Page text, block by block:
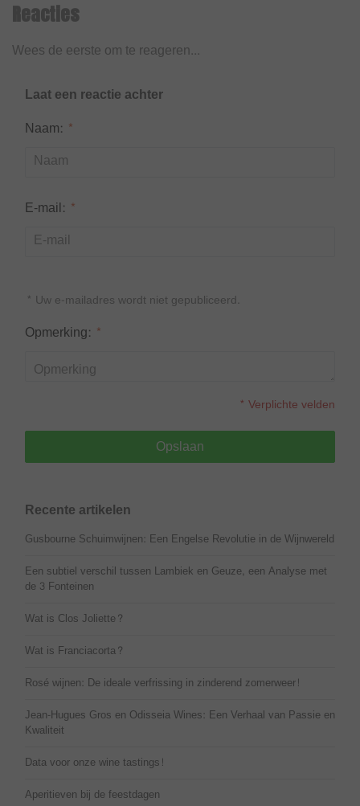
Reacties
Wees de eerste om te reageren...
Laat een reactie achter
Naam: *
E-mail: *
* Uw e-mailadres wordt niet gepubliceerd.
Opmerking: *
* Verplichte velden
Opslaan
Recente artikelen
Gusbourne Schuimwijnen: Een Engelse Revolutie in de Wijnwereld
Een subtiel verschil tussen Lambiek en Geuze, een Analyse met
de 3 Fonteinen
Wat is Clos Joliette?
Wat is Franciacorta?
Rosé wijnen: De ideale verfrissing in zinderend zomerweer!
Jean-Hugues Gros en Odisseia Wines: Een Verhaal van Passie en
Kwaliteit
Data voor onze wine tastings!
Aperitieven bij de feestdagen